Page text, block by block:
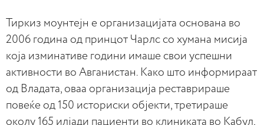
Тиркиз моунтејн е организацијата основана во
2006 година од принцот Чарлс со хумана мисија
која изминативе години имаше свои успешни
активности во Авганистан. Како што информираат
од Владата, оваа организација реставрираше
повеќе од 150 историски објекти, третираше
околу 165 илјади пациенти во клиниката во Кабул,